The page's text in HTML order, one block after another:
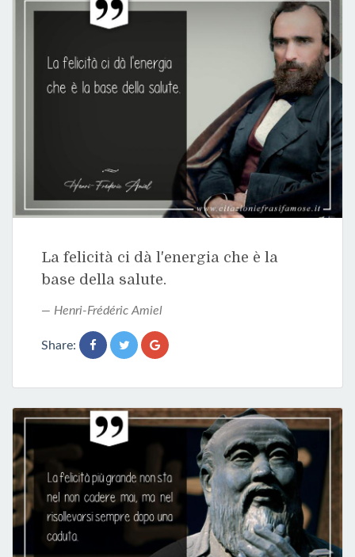
La felicità ci dà l'energia che è la
base della salute.
Henri-Frédéric Amiel
Share: